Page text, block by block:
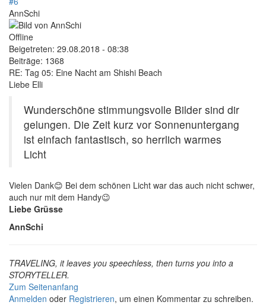
AnnSchi
Offline
Beigetreten: 29.08.2018 - 08:38
Beiträge: 1368
RE: Tag 05: Eine Nacht am Shishi Beach
Liebe Elli
Wunderschöne stimmungsvolle Bilder sind dir
gelungen. Die Zeit kurz vor Sonnenuntergang
ist einfach fantastisch, so herrlich warmes
Licht
Vielen Dank😊 Bei dem schönen Licht war das auch nicht schwer,
auch nur mit dem Handy😉
Liebe Grüsse
AnnSchi
TRAVELING, it leaves you speechless, then turns you into a
STORYTELLER.
Zum Seitenanfang
Anmelden oder Registrieren, um einen Kommentar zu schreiben.